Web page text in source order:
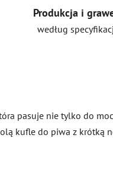
Produkcja i
według
pasuje nie tylko do
kufle do piwa z krótką